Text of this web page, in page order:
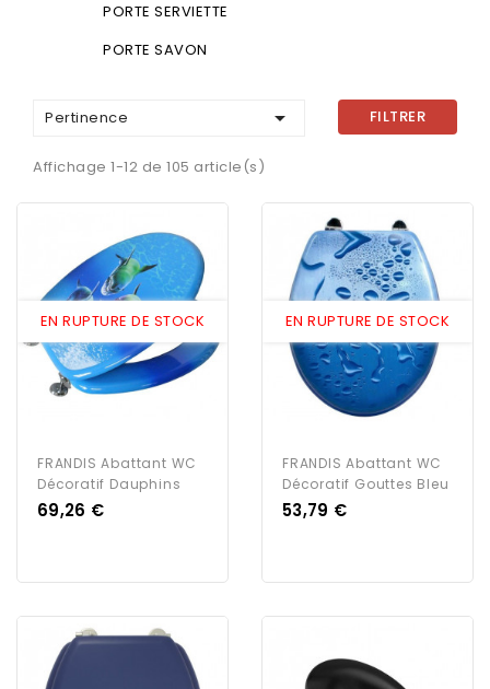
PORTE SERVIETTE
PORTE SAVON
Pertinence  FILTRER
Affichage 1-12 de 105 article(s)
EN RUPTURE DE STOCK
FRANDIS Abattant WC
Décoratif Dauphins
Prix
69,26 €
EN RUPTURE DE STOCK
FRANDIS Abattant WC
Décoratif Gouttes Bleu
Prix
53,79 €